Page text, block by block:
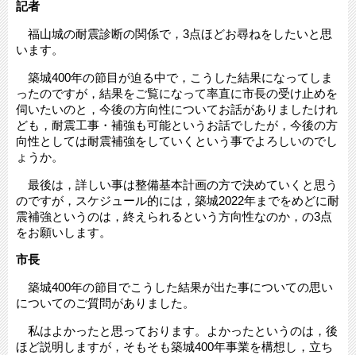
記者
福山城の耐震診断の関係で，3点ほどお尋ねをしたいと思
います。
築城400年の節目が迫る中で，こうした結果になってしま
ったのですが，結果をご覧になって率直に市長の受け止めを
伺いたいのと，今後の方向性についてお話がありましたけれ
ども，耐震工事・補強も可能というお話でしたが，今後の方
向性としては耐震補強をしていくという事でよろしいのでし
ょうか。
最後は，詳しい事は整備基本計画の方で決めていくと思う
のですが，スケジュール的には，築城2022年までをめどに耐
震補強というのは，終えられるという方向性なのか，の3点
をお願いします。
市長
築城400年の節目でこうした結果が出た事についての思い
についてのご質問がありました。
私はよかったと思っております。よかったというのは，後
ほど説明しますが，そもそも築城400年事業を構想し，立ち